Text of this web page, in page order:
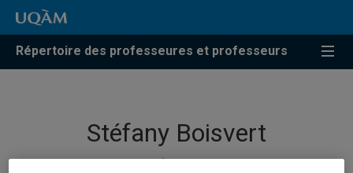
Répertoire des professeures et professeurs
Stéfany Boisvert
Professeure